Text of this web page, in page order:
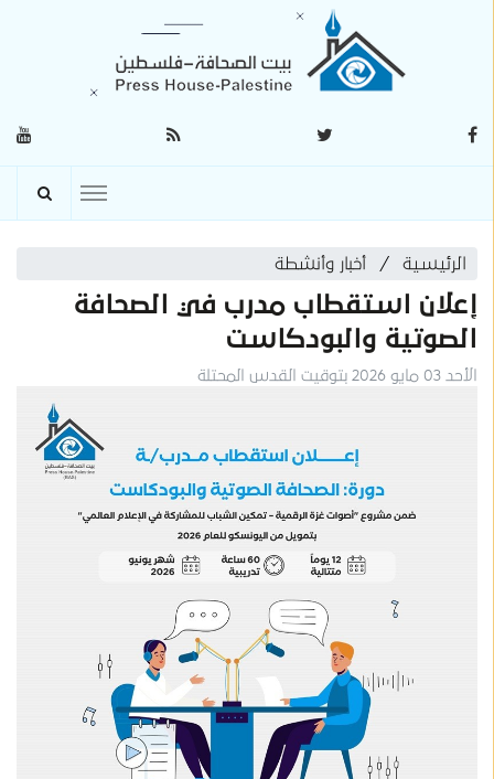
الرئيسية أخبار وأنشطة
إعلان استقطاب مدرب في الصحافة
الصوتية والبودكاست
الأحد 03 مايو 2026 بتوقيت القدس المحتلة